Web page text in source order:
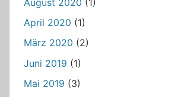
April 2020 (1)
März 2020 (2)
Juni 2019 (1)
Mai 2019 (3)